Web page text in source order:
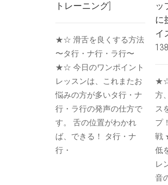
トレーニング]
★☆ 滑舌を良くする方法
〜タ行・ナ行・ラ行〜
★☆ 今日のワンポイント
レッスンは、これまたお
悩みの方が多いタ行・ナ
行・ラ行の発声の仕方で
す。 舌の位置がわかれ
ば、できる！ タ行・ナ
行・
ッ
に
イ
138
★☆
方
ス
プ
戦
低
レ
音